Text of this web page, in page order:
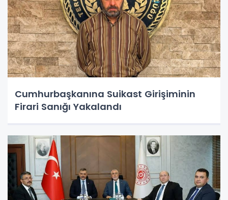
Cumhurbaşkanına Suikast Girişiminin
Firari Sanığı Yakalandı